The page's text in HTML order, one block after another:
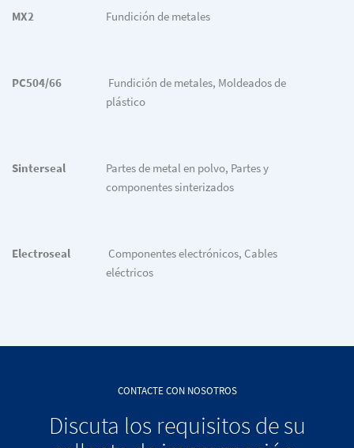
MX2 Fundición de metales
PC504/66
Fundición de metales, Moldeados de
plástico
Sinterseal
Partes de metal en polvo, Partes y
componentes sinterizados
Electroseal
Componentes electrónicos, Cables
eléctricos
CONTACTE CON NOSOTROS
Discuta los requisitos de su